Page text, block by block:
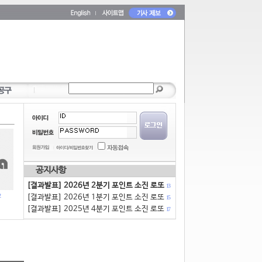
공지사항
[결과발표] 2026년 2분기 포인트 소진 로또 13
[결과발표] 2026년 1분기 포인트 소진 로또 15
[결과발표] 2025년 4분기 포인트 소진 로또 17